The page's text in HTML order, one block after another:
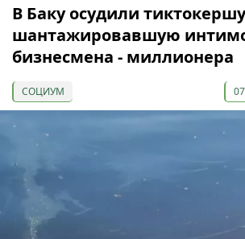
В Баку осудили
шантажировавшую
бизнесмена - миллионера
СОЦИУМ